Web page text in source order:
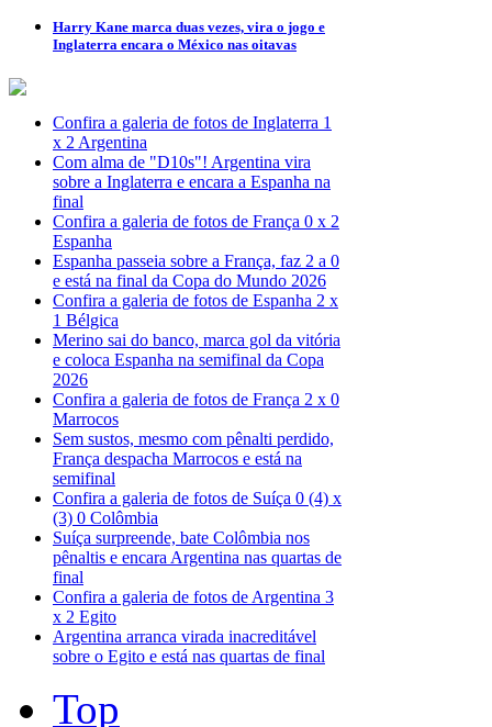
Harry Kane marca duas vezes, vira o jogo e
Inglaterra encara o México nas oitavas
Confira a galeria de fotos de Inglaterra 1
x 2 Argentina
Com alma de "D10s"! Argentina vira
sobre a Inglaterra e encara a Espanha na
final
Confira a galeria de fotos de França 0 x 2
Espanha
Espanha passeia sobre a França, faz 2 a 0
e está na final da Copa do Mundo 2026
Confira a galeria de fotos de Espanha 2 x
1 Bélgica
Merino sai do banco, marca gol da vitória
e coloca Espanha na semifinal da Copa
2026
Confira a galeria de fotos de França 2 x 0
Marrocos
Sem sustos, mesmo com pênalti perdido,
França despacha Marrocos e está na
semifinal
Confira a galeria de fotos de Suíça 0 (4) x
(3) 0 Colômbia
Suíça surpreende, bate Colômbia nos
pênaltis e encara Argentina nas quartas de
final
Confira a galeria de fotos de Argentina 3
x 2 Egito
Argentina arranca virada inacreditável
sobre o Egito e está nas quartas de final
Top